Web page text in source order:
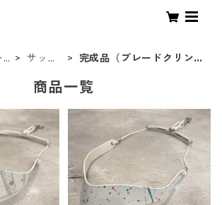
サック
完成品（ブレードクリンチ
商品一覧